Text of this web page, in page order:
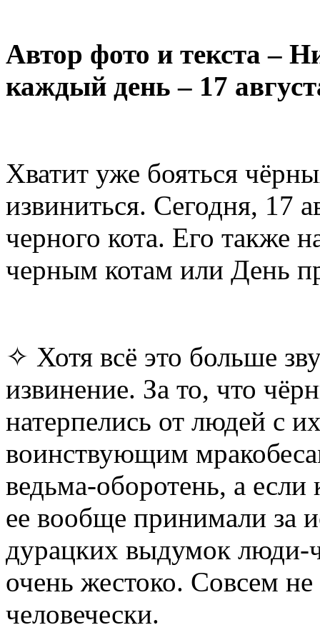
Автор фото и текста –
каждый день – 17
Хватит уже бояться
извиниться. Сегодня, 17
черного кота. Его также
черным котам или День
✧ Хотя всё это больше
извинение. За то, что
натерпелись от людей с
воинствующим
ведьма-оборотень, а
ее вообще принимали за
дурацких выдумок люди-
очень жестоко. Совсем
человечески.